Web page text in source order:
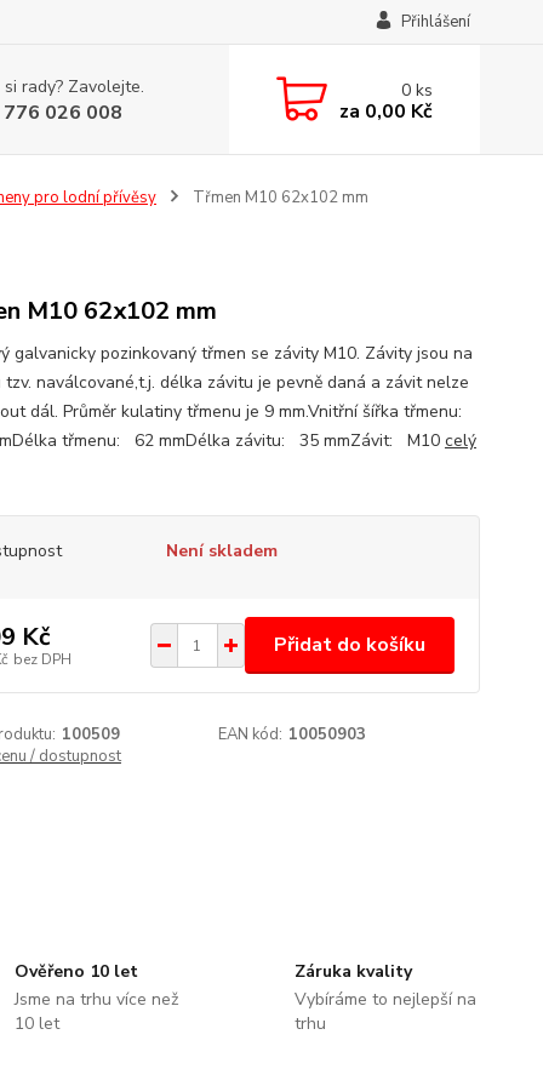
Přihlášení
rady? Zavolejte.
026 008
0ks
za 0,00 Kč
pro lodní přívěsy Třmen M10 62x102 mm
M10 62x102 mm
galvanicky pozinkovaný třmen se závity M10. Závity jsou na
tzv. naválcované,t.j. délka závitu je pevně daná a závit nelze
dál. Průměr kulatiny třmenu je 9 mm.Vnitřní šířka třmenu:
třmenu: 62 mmDélka závitu: 35 mmZávit: M10 celý
Není skladem
Kč
bez DPH
Přidat do košíku
100509 EAN kód: 10050903
/ dostupnost
Ověřeno 10 let
Jsme na trhu více než
10 let
Záruka kvality
Vybíráme to nejlepší na
trhu